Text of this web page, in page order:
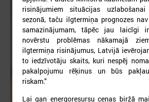
risinājumiem situācijas
sezonā, taču ilgtermiņa prognozes
samazinājumam, tāpēc jau laicīgi
novērstu problēmas nākamajā
ilgtermiņa risinājumus, Latvijā
to iedzīvotāju skaits, kuri nespēj
pakalpojumu rēķinus un būs
riskam."
Lai gan energoresursu cenas biržā